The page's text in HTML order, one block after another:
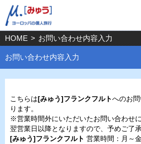
HOME > お問い合わせ内容入力
お問い合わせ内容入力
こちらは[みゅう]フランクフルトへのお
ります。
※営業時間外にいただいたお問い合わせ
翌営業日以降となりますので、予めご了承
[みゅう]フランクフルト 営業時間：月～